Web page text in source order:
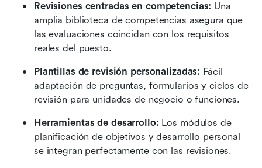
Revisiones centradas en competencias: Una
amplia biblioteca de competencias asegura que
las evaluaciones coincidan con los requisitos
reales del puesto.
Plantillas de revisión personalizadas: Fácil
adaptación de preguntas, formularios y ciclos de
revisión para unidades de negocio o funciones.
Herramientas de desarrollo: Los módulos de
planificación de objetivos y desarrollo personal
se integran perfectamente con las revisiones.